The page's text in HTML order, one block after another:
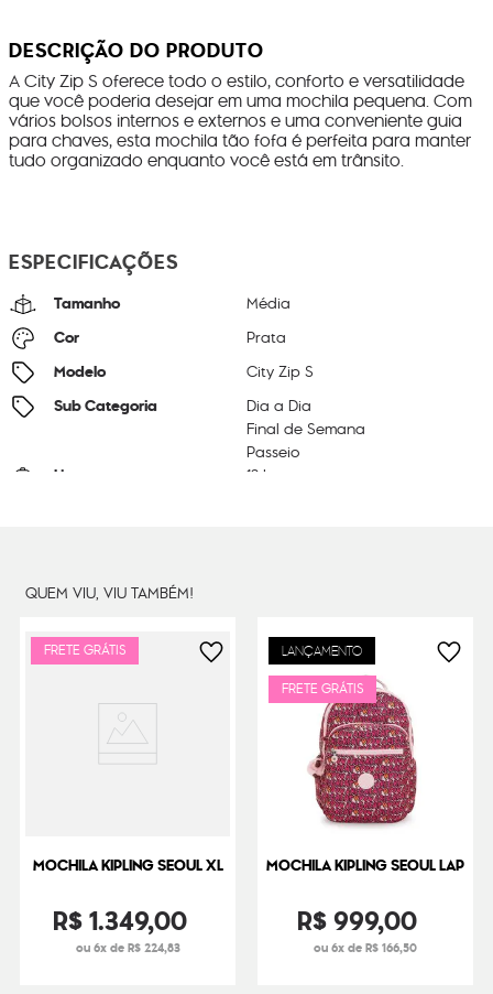
DESCRIÇÃO DO PRODUTO
A City Zip S oferece todo o estilo, conforto e versatilidade
que você poderia desejar em uma mochila pequena. Com
vários bolsos internos e externos e uma conveniente guia
para chaves, esta mochila tão fofa é perfeita para manter
tudo organizado enquanto você está em trânsito.
ESPECIFICAÇÕES
Tamanho Média
Cor Prata
Modelo City Zip S
Sub Categoria
Dia a Dia
Final de Semana
Passeio
Litragem 13 L
QUEM VIU, VIU TAMBÉM!
FRETE GRÁTIS
MOCHILA KIPLING SEOUL XL
R$1.349,00
ou 6x de R$ 224,83
LANÇAMENTO
FRETE GRÁTIS
MOCHILA KIPLING SEOUL LAP
R$999,00
ou 6x de R$ 166,50